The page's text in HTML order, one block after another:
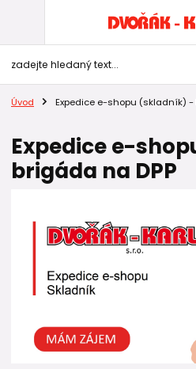
Úvod Expedice e-shopu (skladník) -
Expedice e-
brigáda na DPP